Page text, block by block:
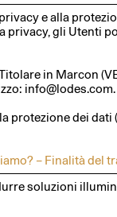
e alla
gli Utenti
in Marcon
info@lodes.com.
dei dati
– Finalità del
soluzioni